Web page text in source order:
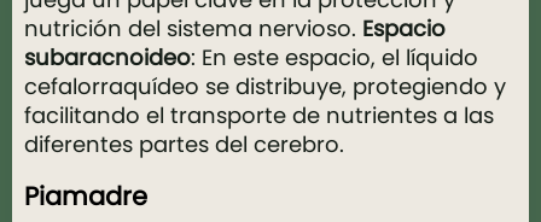
nutrición del sistema nervioso. Espacio
subaracnoideo: En este espacio, el líquido
cefalorraquídeo se distribuye, protegiendo y
facilitando el transporte de nutrientes a las
diferentes partes del cerebro.
Piamadre